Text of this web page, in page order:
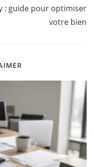
: guide pour optimiser
votre bien